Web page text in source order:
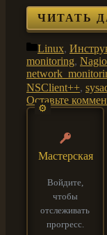
ЧИТАТЬ
Рубрики
Linux,
monitoring,
NSClient++,
Оставьте
Мастерская
Войдите,
чтобы
отслеживать
прогресс.